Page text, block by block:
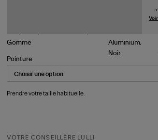
+
Pointure
Prendre votre taille habituelle.
VOTRE CONSEILLÈRE LULLI